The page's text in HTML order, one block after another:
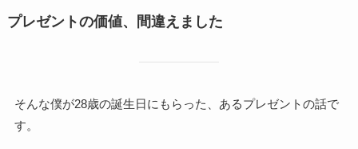
プレゼントの価値、間違えました
そんな僕が28歳の誕生日にもらった、あるプレゼントの話で
す。